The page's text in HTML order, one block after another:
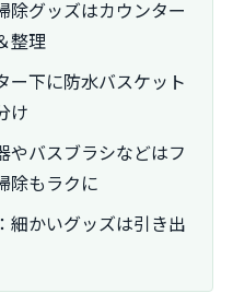
除グッズはカウンター
整理
ー下に防水バスケット
け
やバスブラシなどはフ
除もラクに
：細かいグッズは引き出